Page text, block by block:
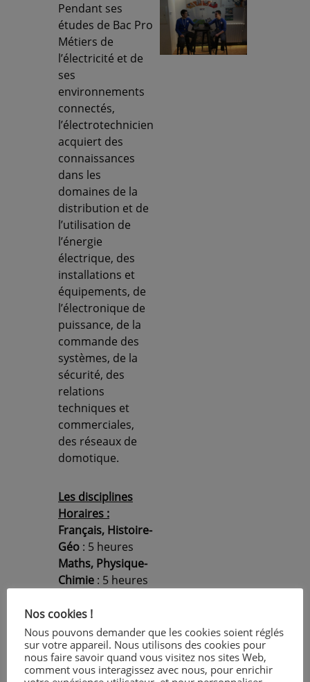
Pendant ses
études de Bac Pro
Métiers de
l’électricité et de
ses
environnements
connectés,
l’électrotechnicien
acquiert des
connaissances
dans les
domaines de la
distribution et de
l’utilisation de
l’énergie
électrique, des
installations et
équipements, de
l’électronique de
puissance, de la
commande des
systèmes, de la
sécurité, des
relations
techniques et
commerciales,
des réseaux de
domotique.
Les disciplines
Horaires :
Français, Histoire-
Géo : 5 heures
Maths, Physique-
Chimie : 5 heures
heures
Arts: 1 heure
EPS: 2,5 heures
Prévention santé
Nos cookies !
Nous pouvons demander que les cookies soient réglés
sur votre appareil. Nous utilisons des cookies pour
nous faire savoir quand vous visitez nos sites Web,
comment vous interagissez avec nous, pour enrichir